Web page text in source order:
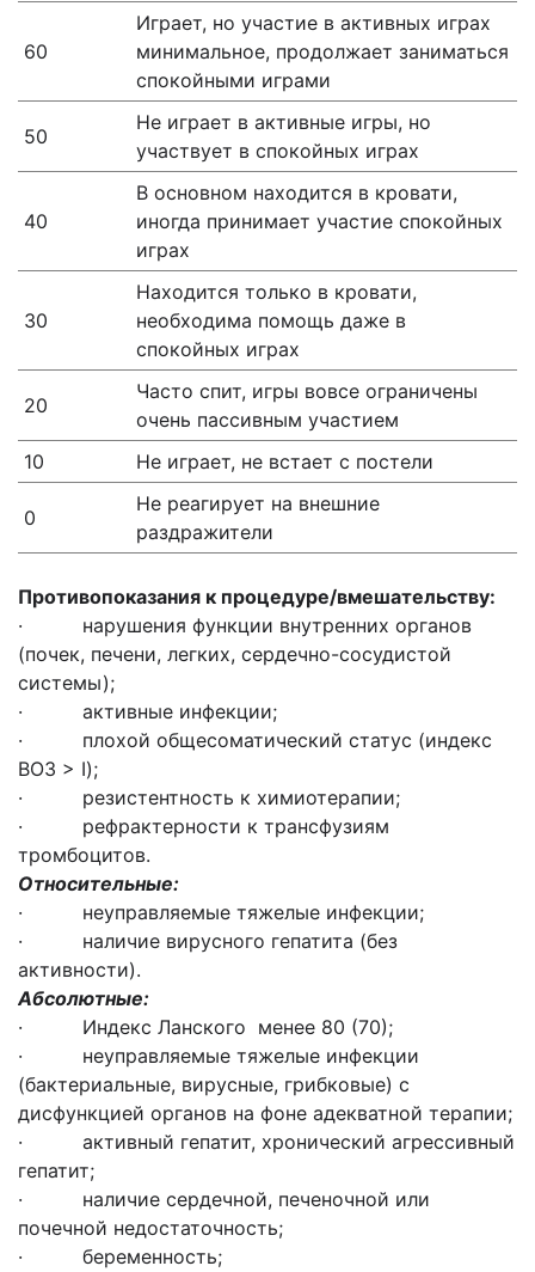
60
Играет, но участие в активных играх
минимальное, продолжает заниматься
спокойными играми
50
Не играет в активные игры, но
участвует в спокойных играх
40
В основном находится в кровати,
иногда принимает участие спокойных
играх
30
Находится только в кровати,
необходима помощь даже в
спокойных играх
20
Часто спит, игры вовсе ограничены
очень пассивным участием
10
Не играет, не встает с постели
0
Не реагирует на внешние
раздражители
Противопоказания к процедуре/вмешательству:
· нарушения функции внутренних органов
(почек, печени, легких, сердечно-сосудистой
системы);
· активные инфекции;
· плохой общесоматический статус (индекс
ВОЗ > I);
· резистентность к химиотерапии;
· рефрактерности к трансфузиям
тромбоцитов.
Относительные:
· неуправляемые тяжелые инфекции;
· наличие вирусного гепатита (без
активности).
Абсолютные:
· Индекс Ланского менее 80 (70);
· неуправляемые тяжелые инфекции
(бактериальные, вирусные, грибковые) с
дисфункцией органов на фоне адекватной терапии;
· активный гепатит, хронический агрессивный
гепатит;
· наличие сердечной, печеночной или
почечной недостаточность;
· беременность;